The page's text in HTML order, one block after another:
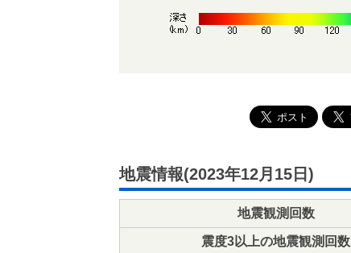
地震情報(2023年12月15日)
地震観測回数
震度3以上の地震観測回数